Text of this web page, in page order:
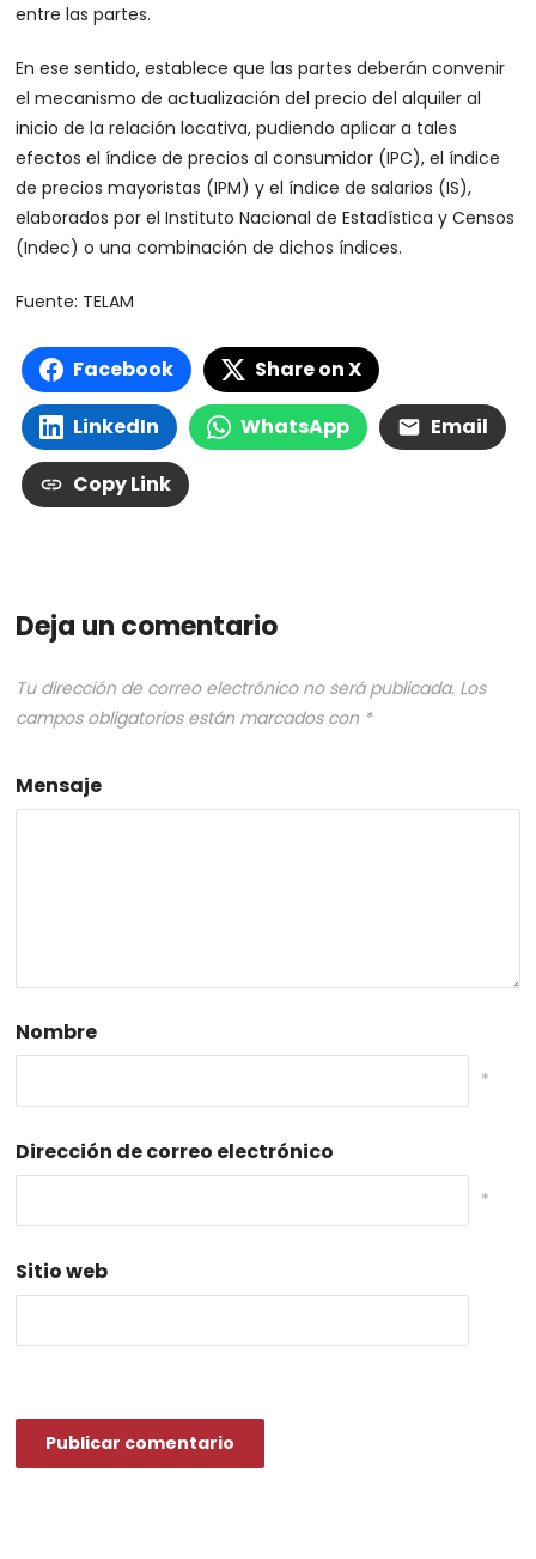
entre las partes.
En ese sentido, establece que las partes deberán convenir
el mecanismo de actualización del precio del alquiler al
inicio de la relación locativa, pudiendo aplicar a tales
efectos el índice de precios al consumidor (IPC), el índice
de precios mayoristas (IPM) y el índice de salarios (IS),
elaborados por el Instituto Nacional de Estadística y Censos
(Indec) o una combinación de dichos índices.
Fuente: TELAM
Facebook Share on X
LinkedIn WhatsApp Email
Copy Link
Deja un comentario
Tu dirección de correo electrónico no será publicada. Los
campos obligatorios están marcados con *
Mensaje
Nombre
*
Dirección de correo electrónico
*
Sitio web